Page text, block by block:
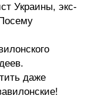
Украины, экс-
даже